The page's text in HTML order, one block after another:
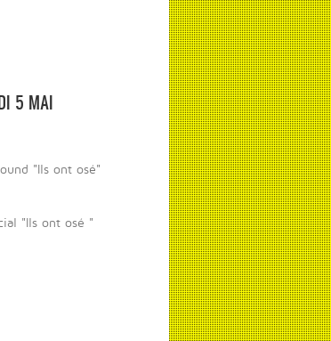
5 MAI
"Ils ont osé"
"Ils ont osé "